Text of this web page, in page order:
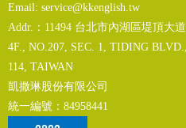
Email: service@kkenglish.tw
Addr.：11494 台北市內湖區堤頂大
4F., NO.207, SEC. 1, TIDING
114, TAIWAN
凱撒琳股份有限公司
統一編號：84958441